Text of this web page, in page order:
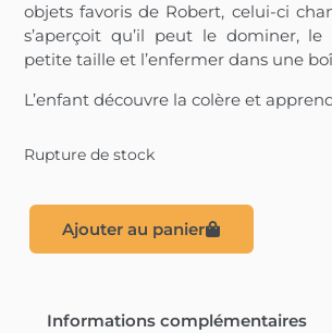
objets favoris de Robert, celui-ci
s’aperçoit qu’il peut le dominer,
petite taille et l’enfermer dans une
L’enfant découvre la colère et
Rupture de stock
Ajouter au panier
Informations complémentaires